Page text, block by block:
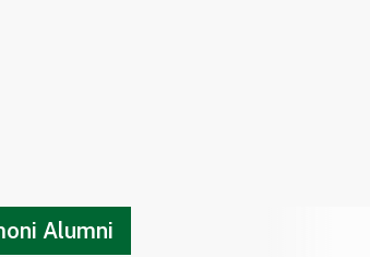
Alumni
anak kecil, yang di kala itu anak umur 5